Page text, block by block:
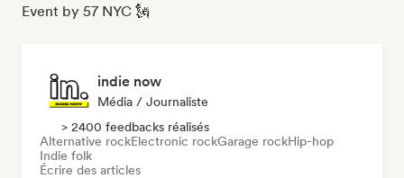
Event by 57 NYC 🗽
indie now
Média / Journaliste
> 2400 feedbacks réalisés
Alternative rockElectronic rockGarage rockHip-hop
Indie folk
Écrire des articles